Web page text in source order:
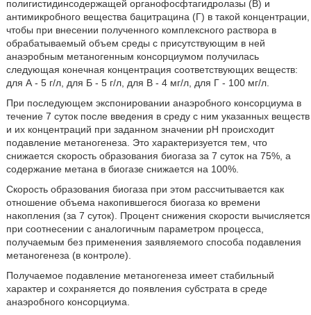
полигистидинсодержащей органофосфтагидролазы (В) и
антимикробного вещества бацитрацина (Г) в такой концентрации,
чтобы при внесении полученного комплексного раствора в
обрабатываемый объем среды с присутствующим в ней
анаэробным метаногенным консорциумом получилась
следующая конечная концентрация соответствующих веществ:
для А - 5 г/л, для Б - 5 г/л, для В - 4 мг/л, для Г - 100 мг/л.
При последующем экспонировании анаэробного консорциума в
течение 7 суток после введения в среду с ним указанных веществ
и их концентраций при заданном значении рН происходит
подавление метаногенеза. Это характеризуется тем, что
снижается скорость образования биогаза за 7 суток на 75%, а
содержание метана в биогазе снижается на 100%.
Скорость образования биогаза при этом рассчитывается как
отношение объема накопившегося биогаза ко времени
накопления (за 7 суток). Процент снижения скорости вычисляется
при соотнесении с аналогичным параметром процесса,
получаемым без применения заявляемого способа подавления
метаногенеза (в контроле).
Получаемое подавление метаногенеза имеет стабильный
характер и сохраняется до появления субстрата в среде
анаэробного консорциума.